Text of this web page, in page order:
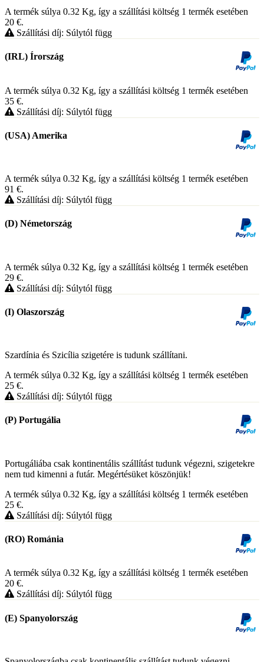
A termék súlya 0.32 Kg, így a szállítási költség 1 termék esetében
20 €.
Szállítási díj: Súlytól függ
(IRL) Írország
A termék súlya 0.32 Kg, így a szállítási költség 1 termék esetében
35 €.
Szállítási díj: Súlytól függ
(USA) Amerika
A termék súlya 0.32 Kg, így a szállítási költség 1 termék esetében
91 €.
Szállítási díj: Súlytól függ
(D) Németország
A termék súlya 0.32 Kg, így a szállítási költség 1 termék esetében
29 €.
Szállítási díj: Súlytól függ
(I) Olaszország
Szardínia és Szicília szigetére is tudunk szállítani.
A termék súlya 0.32 Kg, így a szállítási költség 1 termék esetében
25 €.
Szállítási díj: Súlytól függ
(P) Portugália
Portugáliába csak kontinentális szállítást tudunk végezni, szigetekre
nem tud kimenni a futár. Megértésüket köszönjük!
A termék súlya 0.32 Kg, így a szállítási költség 1 termék esetében
25 €.
Szállítási díj: Súlytól függ
(RO) Románia
A termék súlya 0.32 Kg, így a szállítási költség 1 termék esetében
20 €.
Szállítási díj: Súlytól függ
(E) Spanyolország